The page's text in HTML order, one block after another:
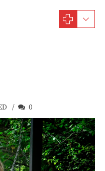
0